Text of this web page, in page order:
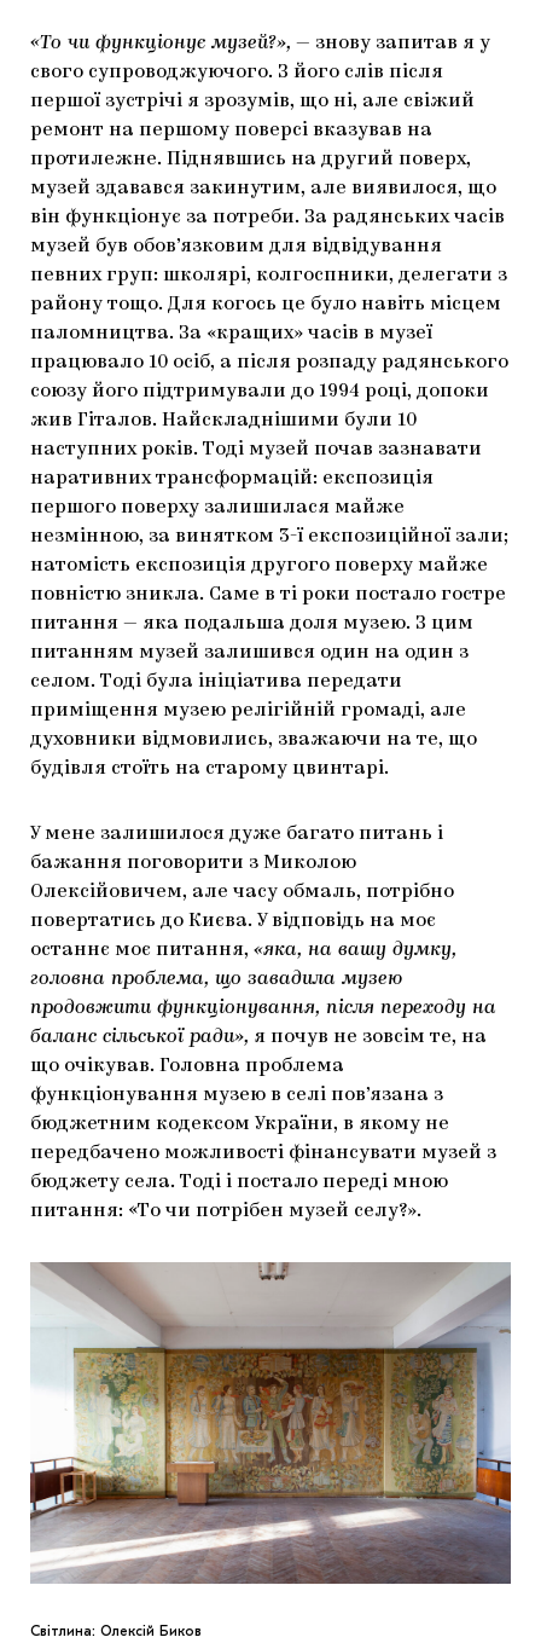
«То чи функціонує музей?», — знову запитав я у
свого супроводжуючого. З його слів після
першої зустрічі я зрозумів, що ні, але свіжий
ремонт на першому поверсі вказував на
протилежне. Піднявшись на другий поверх,
музей здавався закинутим, але виявилося, що
він функціонує за потреби. За радянських часів
музей був обов’язковим для відвідування
певних груп: школярі, колгоспники, делегати з
району тощо. Для когось це було навіть місцем
паломництва. За «кращих» часів в музеї
працювало 10 осіб, а після розпаду радянського
союзу його підтримували до 1994 році, допоки
жив Гіталов. Найскладнішими були 10
наступних років. Тоді музей почав зазнавати
наративних трансформацій: експозиція
першого поверху залишилася майже
незмінною, за винятком 3-ї експозиційної зали;
натомість експозиція другого поверху майже
повністю зникла. Саме в ті роки постало гостре
питання — яка подальша доля музею. З цим
питанням музей залишився один на один з
селом. Тоді була ініціатива передати
приміщення музею релігійній громаді, але
духовники відмовились, зважаючи на те, що
будівля стоїть на старому цвинтарі.
У мене залишилося дуже багато питань і
бажання поговорити з Миколою
Олексійовичем, але часу обмаль, потрібно
повертатись до Києва. У відповідь на моє
останнє моє питання, «яка, на вашу думку,
головна проблема, що завадила музею
продовжити функціонування, після переходу на
баланс сільської ради», я почув не зовсім те, на
що очікував. Головна проблема
функціонування музею в селі пов’язана з
бюджетним кодексом України, в якому не
передбачено можливості фінансувати музей з
бюджету села. Тоді і постало переді мною
питання: «То чи потрібен музей селу?».
Світлина: Олексій Биков